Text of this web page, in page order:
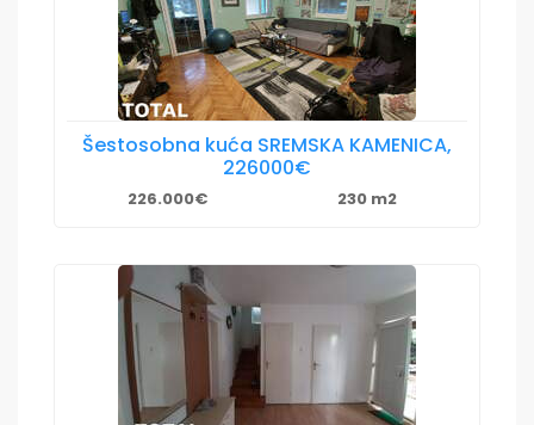
Šestosobna kuća SREMSKA KAMENICA,
226000€
226.000€ 230 m2